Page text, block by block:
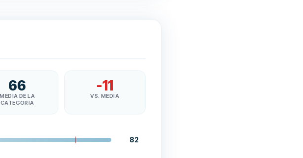
66
MEDIA DE LA
CATEGORÍA
-11
VS. MEDIA
82